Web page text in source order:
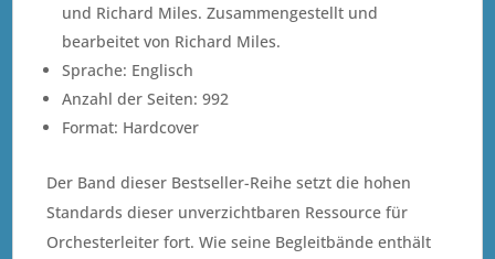
und Richard Miles. Zusammengestellt und
bearbeitet von Richard Miles.
Sprache: Englisch
Anzahl der Seiten: 992
Format: Hardcover
Der Band dieser Bestseller-Reihe setzt die hohen
Standards dieser unverzichtbaren Ressource für
Orchesterleiter fort. Wie seine Begleitbände enthält